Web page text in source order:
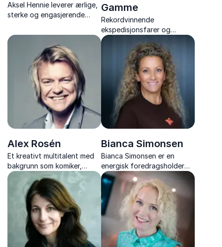
Aksel Hennie leverer ærlige,
sterke og engasjerende
om valg, mot og
handlekraft, som inspirerer.
Gamme
Rekordvinnende
ekspedisjonsfarer og
programleder. Han tar dere
med på en metaforisk reise
over Antarktis.
Alex Rosén
Et kreativt multitalent med
bakgrunn som komiker,
musiker, forfatter og med
en lang karriere på TV som
programleder.
Bianca Simonsen
Bianca Simonsen er en
energisk foredragsholder
med spisskompetanse på
kommunikasjon,
arbeidsglede og
sykefraværsreduksjon i
norske virksomheter.